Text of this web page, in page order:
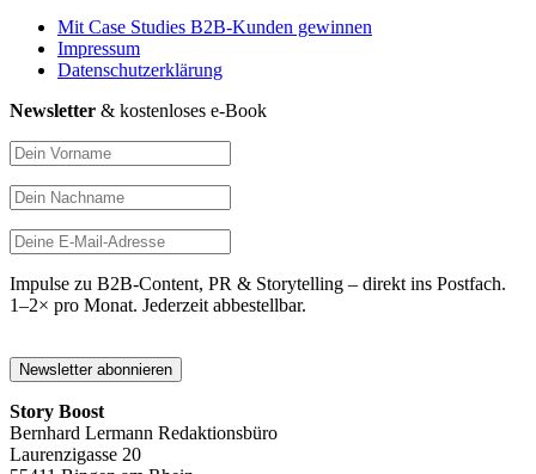
Mit Case Studies B2B-Kunden gewinnen
Impressum
Datenschutzerklärung
Newsletter & kostenloses e-Book
Impulse zu B2B-Content, PR & Storytelling – direkt ins Postfach.
1–2× pro Monat. Jederzeit abbestellbar.
Story Boost
Bernhard Lermann Redaktionsbüro
Laurenzigasse 20